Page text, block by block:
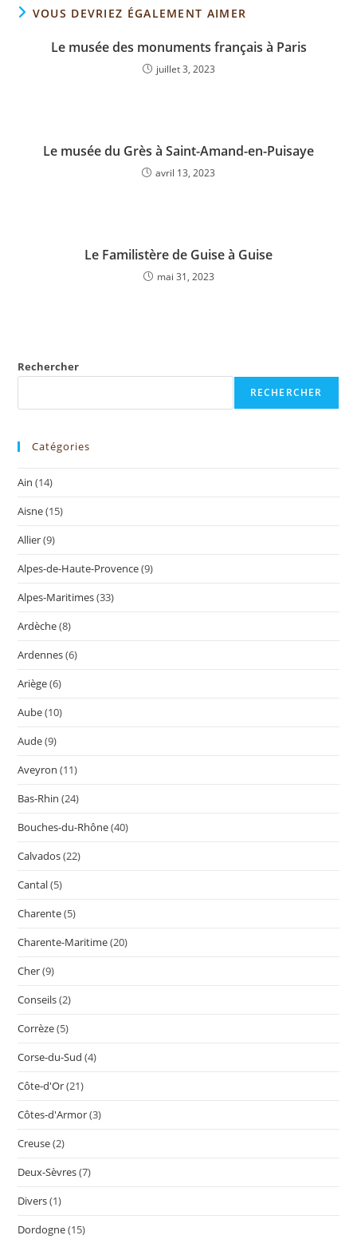
VOUS DEVRIEZ ÉGALEMENT AIMER
Le musée des monuments français à Paris
juillet 3, 2023
Le musée du Grès à Saint-Amand-en-Puisaye
avril 13, 2023
Le Familistère de Guise à Guise
mai 31, 2023
Rechercher
RECHERCHER
Catégories
Ain (14)
Aisne(15)
Allier(9)
Alpes-de-Haute-Provence(9)
Alpes-Maritimes(33)
Ardèche(8)
Ardennes(6)
Ariège(6)
Aube(10)
Aude(9)
Aveyron (11)
Bas-Rhin (24)
Bouches-du-Rhône(40)
Calvados(22)
Cantal(5)
Charente(5)
Charente-Maritime(20)
Cher(9)
Conseils(2)
Corrèze(5)
Corse-du-Sud (4)
Côte-d'Or(21)
Côtes-d'Armor(3)
Creuse(2)
Deux-Sèvres(7)
Divers(1)
Dordogne(15)